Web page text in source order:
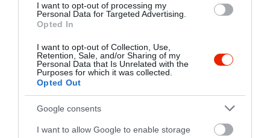
I want to opt-out of processing my
Personal Data for Targeted Advertising.
Opted In
I want to opt-out of Collection, Use,
Retention, Sale, and/or Sharing of my
Personal Data that Is Unrelated with the
Purposes for which it was collected.
Opted Out
Google consents
I want to allow Google to enable storage